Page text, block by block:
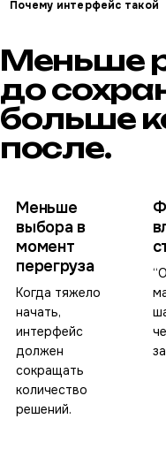
Почему интерфейс такой
Меньше
до
больше
после.
Меньше
выбора в
момент
перегруза
Когда тяжело
начать,
интерфейс
должен
сокращать
количество
решений.